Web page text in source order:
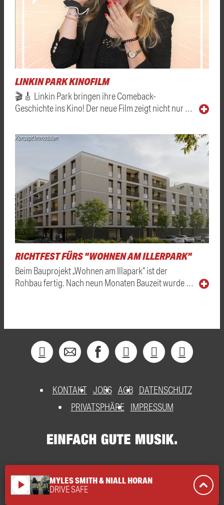
LINKIN PARK KINOFILM
🎬🎸 Linkin Park bringen ihre Comeback-
Geschichte ins Kino! Der neue Film zeigt nicht nur …
Konzept Immobilien
RICHTFEST FÜRS "WOHNEN AM ILLERPARK"
Beim Bauprojekt „Wohnen am Illapark“ ist der
Rohbau fertig. Nach neun Monaten Bauzeit wurde …
KONTAKT JOBS AGB DATENSCHUTZ
PRIVATSPHÄRE
IMPRESSUM
play_arrow MYLES SMITH & NIALL HORAN
DRIVE SAFE